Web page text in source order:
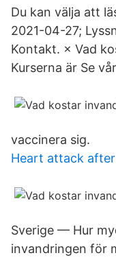
Du kan välja att
2021-04-27;
Kontakt. × Vad
Kurserna är Se
vaccinera sig.
Heart attack
Sverige — Hur
invandringen för